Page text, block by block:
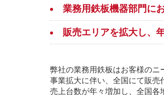
業務用鉄板機器部門に
販売エリアを拡大し、
弊社の業務用鉄板はお客様のニ
事業拡大に伴い、全国にて販売
売上台数が年々増加し、全国各